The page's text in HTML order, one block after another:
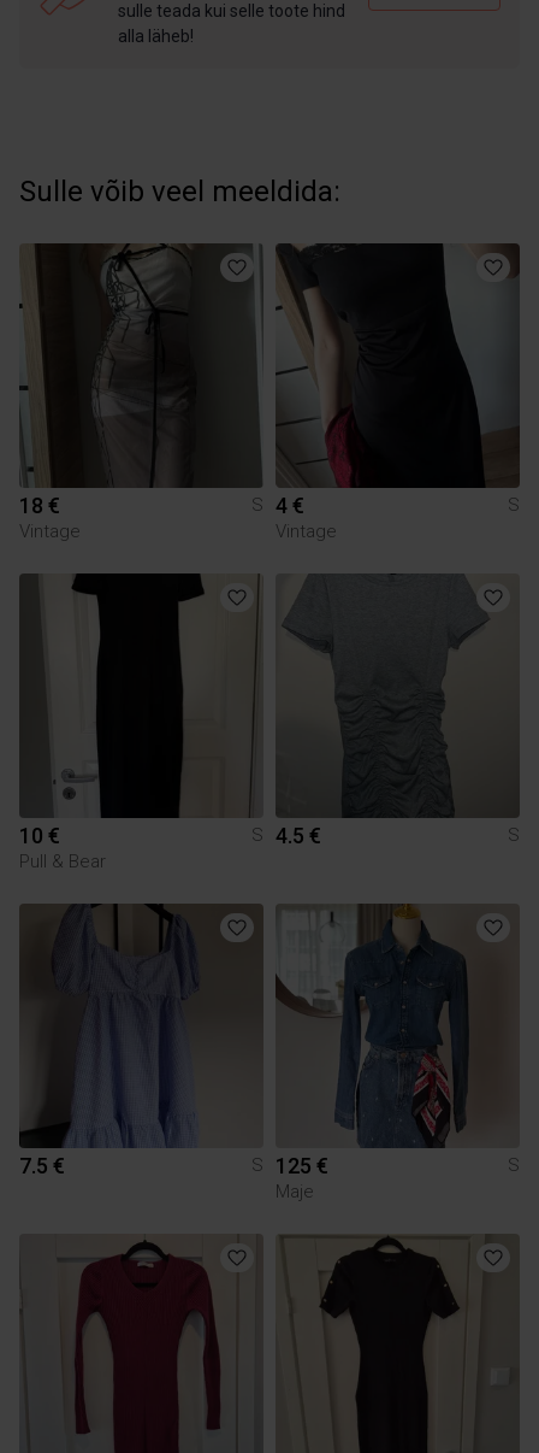
sulle teada kui selle toote hind
alla läheb!
Sulle võib veel meeldida:
18 €
S
Vintage
4 €
S
Vintage
10 €
S
Pull & Bear
4.5 € S
7.5 € S 125 €
S
Maje